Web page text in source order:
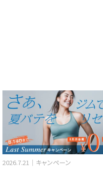
2026.7.21
キャンペーン